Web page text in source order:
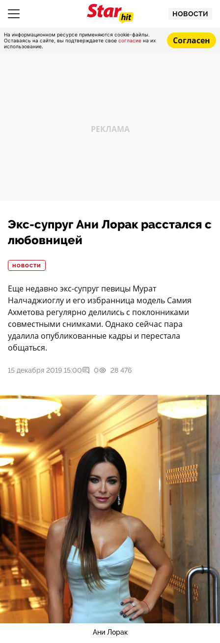
НОВОСТИ
На информационном ресурсе применяются cookie-файлы.
Оставаясь на сайте, вы подтверждаете свое согласие на их
использование.
Согласен
Экс-супруг Ани Лорак расстался с
любовницей
НОВОСТИ
Еще недавно экс-супруг певицы Мурат
Налчаджиоглу и его избранница модель Самия
Ахметова регулярно делились с поклонниками
совместными снимками. Однако сейчас пара
удалила опубликованные кадры и перестала
общаться.
15 декабря 2019 15:00 0 28 476
Ани Лорак